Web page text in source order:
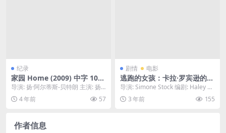
纪录
家园 Home (2009) 中字 1080
P
导演: 扬·阿尔蒂斯-贝特朗 主演: 扬·
阿尔蒂斯-贝特朗 / 格伦·克洛斯 /...
4 年前 57
剧情 电影
逃跑的女孩：卡拉·罗宾逊的故
事 The Girl Who Escaped: T
he Kara Robinson Story (20
23) 1080中字
导演: Simone Stock 编剧: Haley H
arris 主演: 凯蒂...
3 年前 155
作者信息